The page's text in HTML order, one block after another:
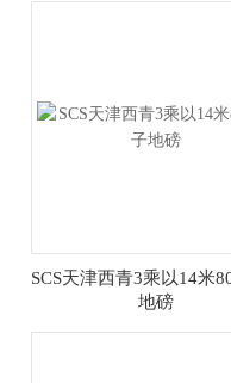
SCS天津西青3乘以14米
地磅